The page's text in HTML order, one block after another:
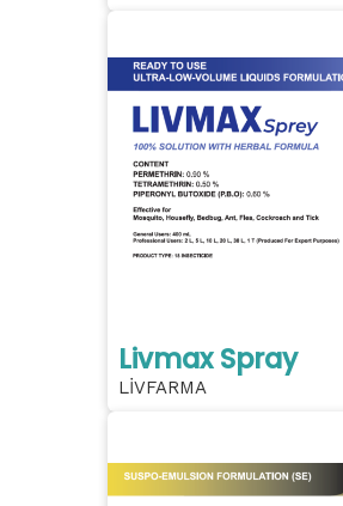
Livmax Spray
LİVFARMA